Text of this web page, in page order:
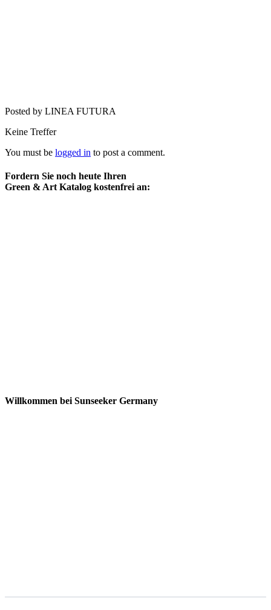
Posted by LINEA FUTURA
Keine Treffer
You must be logged in to post a comment.
Fordern Sie noch heute Ihren
Green & Art Katalog kostenfrei an:
Willkommen bei Sunseeker Germany